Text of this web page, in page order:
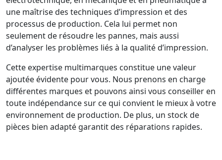
une maîtrise des techniques d’impression et des
processus de production. Cela lui permet non
seulement de résoudre les pannes, mais aussi
d’analyser les problèmes liés à la qualité d’impression.
Cette expertise multimarques constitue une valeur
ajoutée évidente pour vous. Nous prenons en charge
différentes marques et pouvons ainsi vous conseiller en
toute indépendance sur ce qui convient le mieux à votre
environnement de production. De plus, un stock de
pièces bien adapté garantit des réparations rapides.